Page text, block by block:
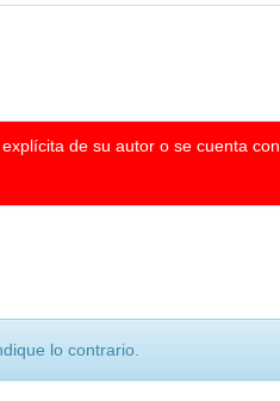
de su autor o se cuenta
lo contrario.